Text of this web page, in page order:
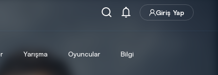
Giriş Yap
Yarışma Oyuncular Bilgi